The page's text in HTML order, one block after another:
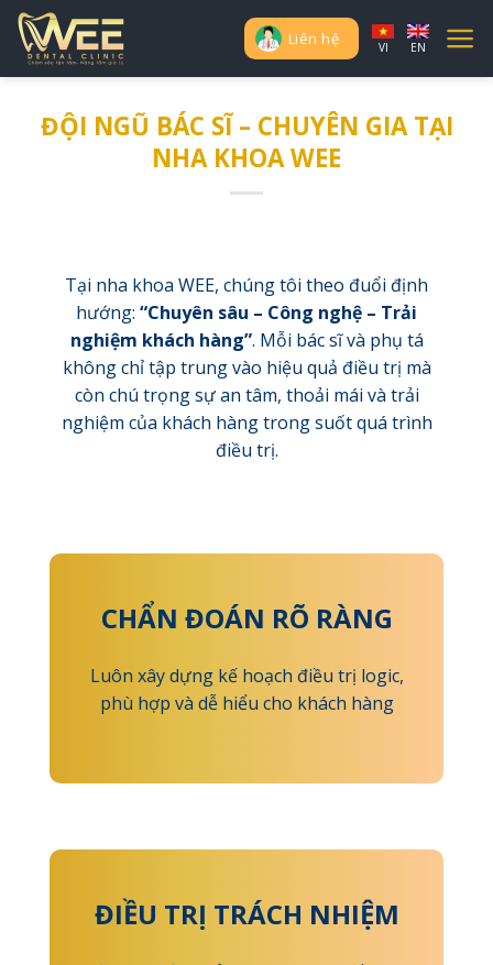
Skip
content
Liên hệ VI EN
ĐỘI NGŨ BÁC SĨ – CHUYÊN GIA TẠI
NHA KHOA WEE
Tại nha khoa WEE, chúng tôi theo đuổi định
hướng: “Chuyên sâu – Công nghệ – Trải
nghiệm khách hàng”. Mỗi bác sĩ và phụ tá
không chỉ tập trung vào hiệu quả điều trị mà
còn chú trọng sự an tâm, thoải mái và trải
nghiệm của khách hàng trong suốt quá trình
điều trị.
CHẨN ĐOÁN RÕ RÀNG
Luôn xây dựng kế hoạch điều trị logic,
phù hợp và dễ hiểu cho khách hàng
ĐIỀU TRỊ TRÁCH NHIỆM